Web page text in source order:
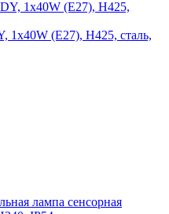
1х40W (E27), H425, сталь,